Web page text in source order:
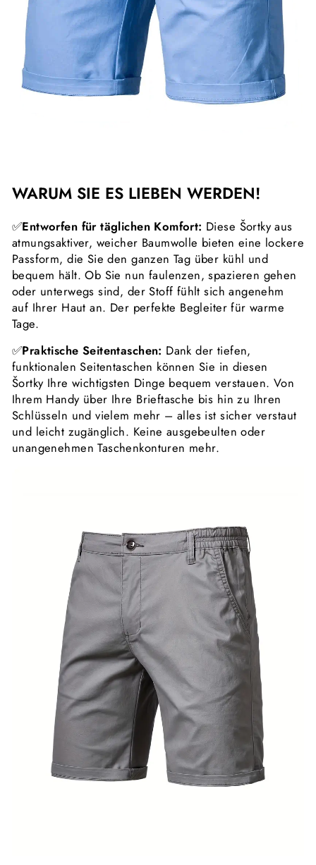
WARUM SIE ES LIEBEN WERDEN!
✅Entworfen für täglichen Komfort: Diese Šortky aus
atmungsaktiver, weicher Baumwolle bieten eine lockere
Passform, die Sie den ganzen Tag über kühl und
bequem hält. Ob Sie nun faulenzen, spazieren gehen
oder unterwegs sind, der Stoff fühlt sich angenehm
auf Ihrer Haut an. Der perfekte Begleiter für warme
Tage.
✅Praktische Seitentaschen: Dank der tiefen,
funktionalen Seitentaschen können Sie in diesen
Šortky Ihre wichtigsten Dinge bequem verstauen. Von
Ihrem Handy über Ihre Brieftasche bis hin zu Ihren
Schlüsseln und vielem mehr – alles ist sicher verstaut
und leicht zugänglich. Keine ausgebeulten oder
unangenehmen Taschenkonturen mehr.